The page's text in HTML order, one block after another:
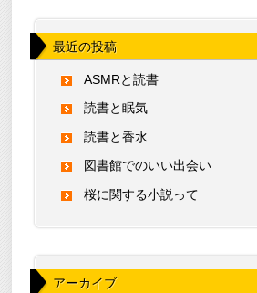
最近の投稿
ASMRと読書
読書と眠気
読書と香水
図書館でのいい出会い
桜に関する小説って
アーカイブ